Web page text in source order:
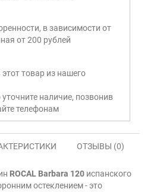
в зависимости от
от 200 рублей
товар из нашего
наличие, позвонив
телефонам
ОТЗЫВЫ (0)
ROCAL Barbara 120 испанского
остеклением - это